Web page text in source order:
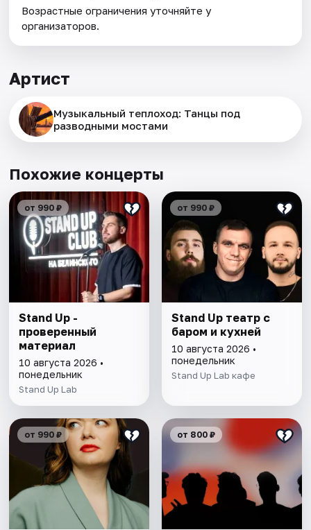
Возрастные ограничения уточняйте у
организаторов.
Артист
Музыкальный теплоход: Танцы под
разводными мостами
Похожие концерты
от 990 ₽
Stand Up -
проверенный
материал
10 августа 2026 •
понедельник
Stand Up Lab
от 990 ₽
Stand Up театр с
баром и кухней
10 августа 2026 •
понедельник
Stand Up Lab кафе
от 990 ₽ от 800 ₽